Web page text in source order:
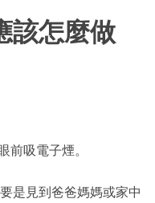
該怎麼做
前吸電子煙。
是見到爸爸媽媽或家中